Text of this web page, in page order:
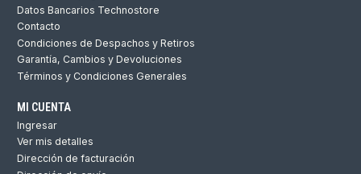
Datos Bancarios Technostore
Contacto
Condiciones de Despachos y Retiros
Garantía, Cambios y Devoluciones
Términos y Condiciones Generales
MI CUENTA
Ingresar
Ver mis detalles
Dirección de facturación